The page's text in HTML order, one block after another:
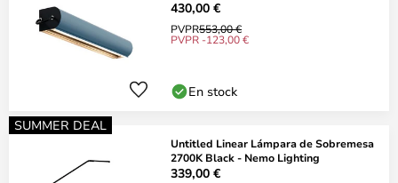
430,00 €
PVPR553,00 €
PVPR -123,00 €
En stock
SUMMER DEAL
Untitled Linear Lámpara de Sobremesa
2700K Black - Nemo Lighting
339,00 €